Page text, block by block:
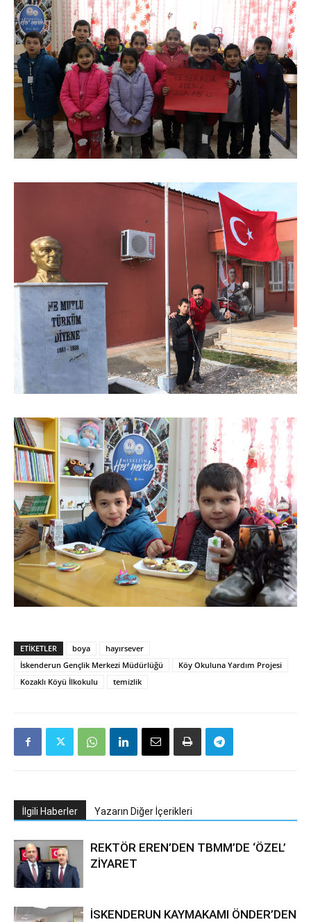
ETIKETLER boya
hayırsever
İskenderun Gençlik Merkezi Müdürlüğü
Köy Okuluna Yardım Projesi
Kozaklı Köyü İlkokulu
temizlik
İlgili Haberler Yazarın Diğer İçerikleri
REKTÖR EREN’DEN TBMM’DE ‘ÖZEL’
ZİYARET
İSKENDERUN KAYMAKAMI ÖNDER’DEN